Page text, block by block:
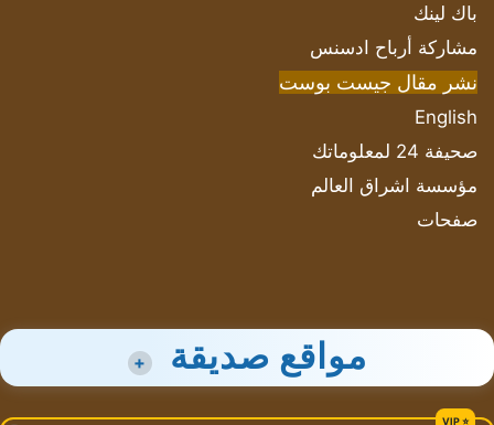
باك لينك
مشاركة أرباح ادسنس
نشر مقال جيست بوست
English
صحيفة 24 لمعلوماتك
مؤسسة اشراق العالم
صفحات
مواقع صديقة +